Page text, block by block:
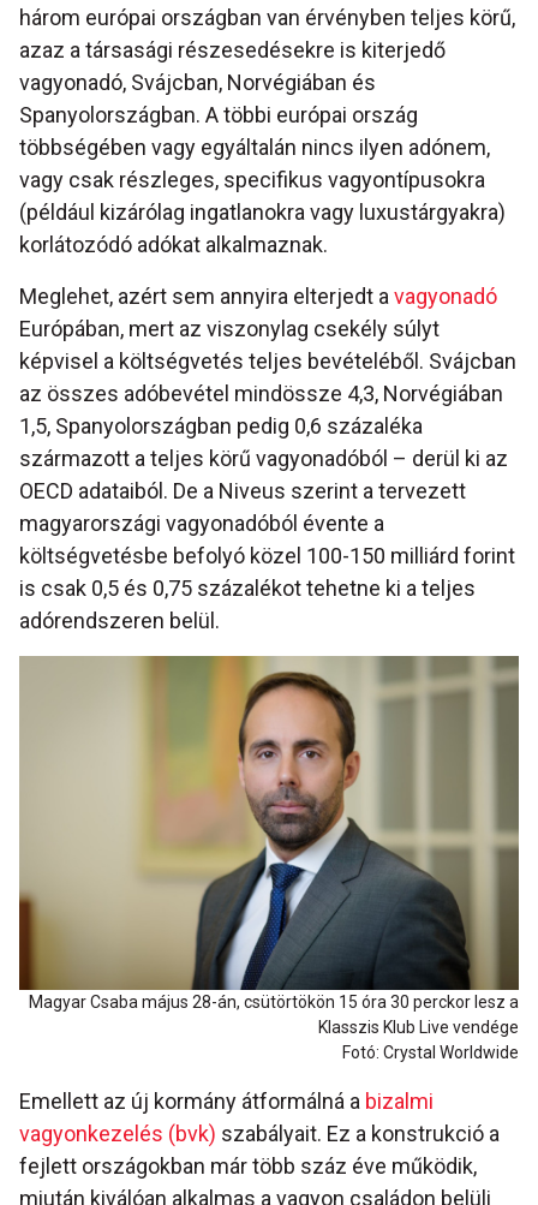
három európai országban van érvényben teljes körű,
azaz a társasági részesedésekre is kiterjedő
vagyonadó, Svájcban, Norvégiában és
Spanyolországban. A többi európai ország
többségében vagy egyáltalán nincs ilyen adónem,
vagy csak részleges, specifikus vagyontípusokra
(például kizárólag ingatlanokra vagy luxustárgyakra)
korlátozódó adókat alkalmaznak.
Meglehet, azért sem annyira elterjedt avagyonadó
Európában, mert az viszonylag csekély súlyt
képvisel a költségvetés teljes bevételéből. Svájcban
az összes adóbevétel mindössze 4,3, Norvégiában
1,5, Spanyolországban pedig 0,6 százaléka
származott a teljes körű vagyonadóból – derül ki az
OECD adataiból. De a Niveus szerint a tervezett
magyarországi vagyonadóból évente a
költségvetésbe befolyó közel 100-150 milliárd forint
is csak 0,5 és 0,75 százalékot tehetne ki a teljes
adórendszeren belül.
Magyar Csaba május 28-án, csütörtökön 15 óra 30 perckor lesz a
Klasszis Klub Live vendége
Fotó: Crystal Worldwide
Emellett az új kormány átformálná a bizalmi
vagyonkezelés (bvk) szabályait. Ez a konstrukció a
fejlett országokban már több száz éve működik,
miután kiválóan alkalmas a vagyon családon belüli